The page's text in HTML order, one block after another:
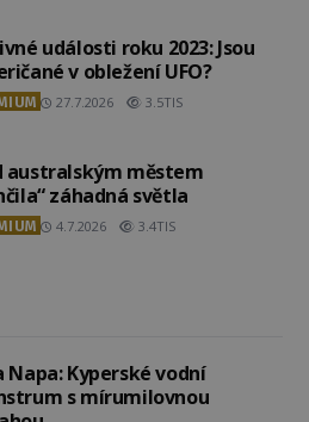
události roku 2023: Jsou
v obležení UFO?
27.7.2026 3.5TIS
australským městem
záhadná světla
4.7.2026 3.4TIS
Napa: Kyperské vodní
s mírumilovnou